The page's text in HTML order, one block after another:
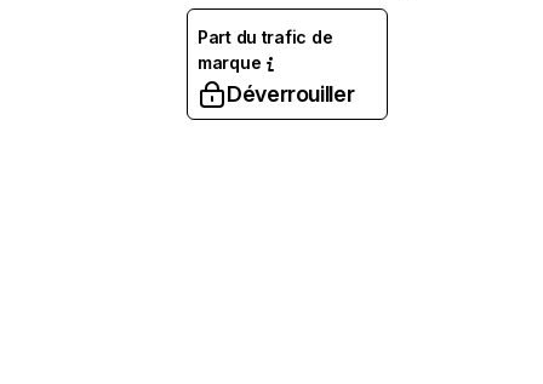
Part du trafic de
marque
Déverrouiller